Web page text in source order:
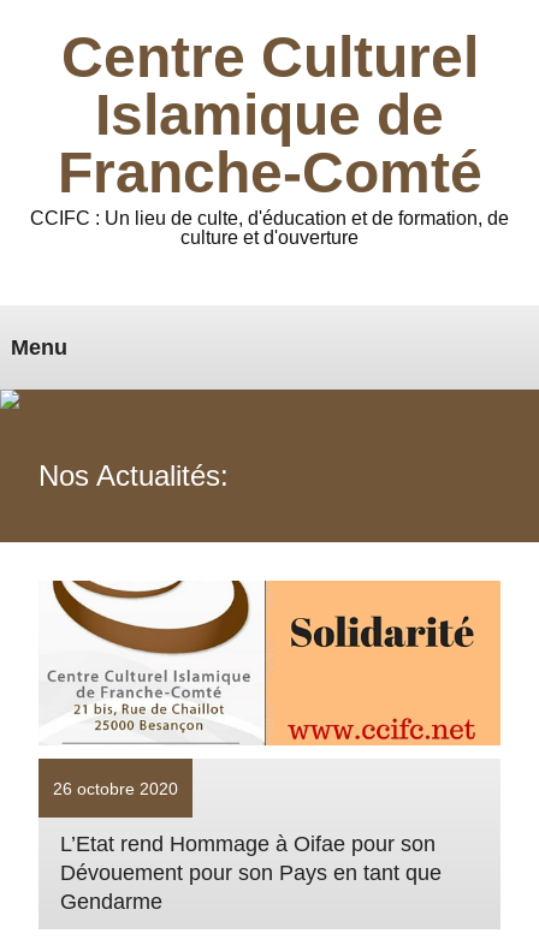
Centre Culturel
Islamique de
Franche-Comté
CCIFC : Un lieu de culte, d'éducation et de formation, de
culture et d'ouverture
Menu
Nos Actualités:
26 octobre 2020
L’Etat rend Hommage à Oifae pour son
Dévouement pour son Pays en tant que
Gendarme